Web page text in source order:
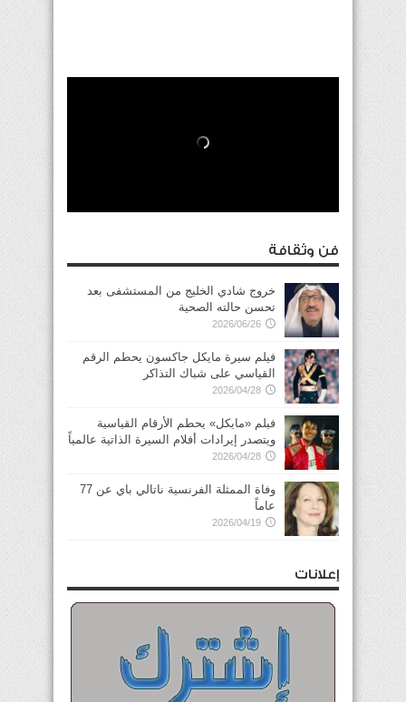
فن وثقافة
خروج شادي الخليج من المستشفى بعد
تحسن حالته الصحية
2026/06/26
فيلم سيرة مايكل جاكسون يحطم الرقم
القياسي على شباك التذاكر
2026/04/28
فيلم «مايكل» يحطم الأرقام القياسية
ويتصدر إيرادات أفلام السيرة الذاتية عالمياً
2026/04/28
وفاة الممثلة الفرنسية ناتالي باي عن 77
عاماً
2026/04/19
إعلانات